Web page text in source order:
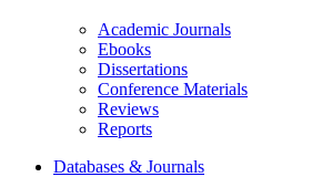
Academic Journals
Ebooks
Dissertations
Conference Materials
Reviews
Reports
Databases & Journals